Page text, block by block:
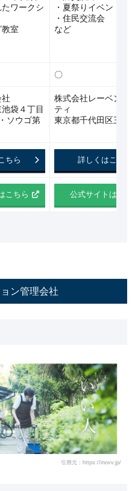
たワークシ
教室
・夏祭りイベント
・住民交流会
など
〇
袋４丁目
ソウゴ第
株式会社レーベンコ
ティ
東京都千代田区三番
ちら 詳しくはこちら
こちら 公式サイトはこち
ン管理会社
引用元：https://inovv.jp/